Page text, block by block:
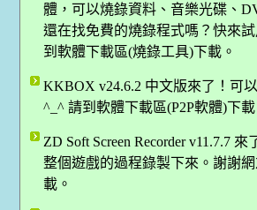
體，可以燒錄資料、音樂光碟、
還在找免費的燒錄程式嗎？快來
到軟體下載區(燒錄工具)下載。
KKBOX v24.6.2 中文版來了！可
^_^ 請到軟體下載區(P2P軟體)下
ZD Soft Screen Recorder v11.7.7
整個遊戲的過程錄製下來。謝謝
載。